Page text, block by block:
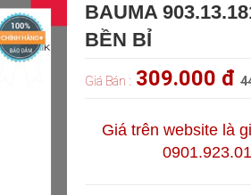
BAUMA
BỀN BỈ
Giá Bán : 309.000 đ
Giá trên website là